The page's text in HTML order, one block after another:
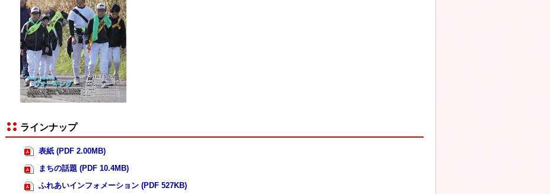
ラインナップ
表紙 (PDF 2.00MB)
まちの話題 (PDF 10.4MB)
ふれあいインフォメーション (PDF 527KB)